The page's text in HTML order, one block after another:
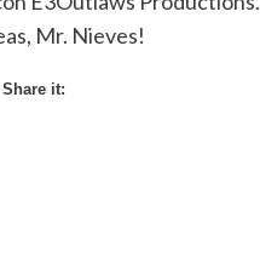
Mr. Nieves!
it: